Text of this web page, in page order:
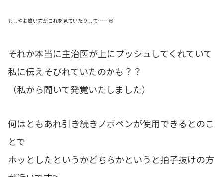
もしやお偉い方がこれを見ていたりして……😏
それか本当に主治医が上にプッシュしてくれていて
私に伝えそびれていたのかも？？
（私から聞いて発覚いたしました）
何はともあれ引き続きノボペンが使用できるとのこ
とで
ホッとしたというかどちらかというと拍子抜けの方